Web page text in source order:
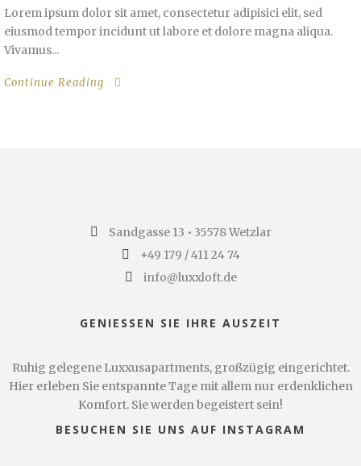
Lorem ipsum dolor sit amet, consectetur adipisici elit, sed
eiusmod tempor incidunt ut labore et dolore magna aliqua.
Vivamus...
Continue Reading
Sandgasse 13 • 35578 Wetzlar
+49 179 / 411 24 74
info@luxxloft.de
GENIESSEN SIE IHRE AUSZEIT
Ruhig gelegene Luxxusapartments, großzügig eingerichtet.
Hier erleben Sie entspannte Tage mit allem nur erdenklichen
Komfort. Sie werden begeistert sein!
BESUCHEN SIE UNS AUF INSTAGRAM